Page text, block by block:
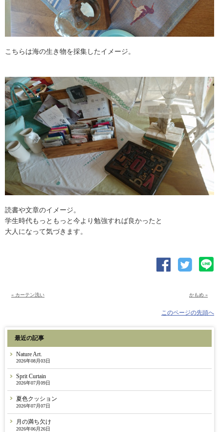
こちらは海の生き物を採集したイメージ。
読書や文章のイメージ。
学生時代もっともっと今より勉強すれば良かったと
大人になって気づきます。
« カーテン洗い かもめ »
このページの先頭へ
最近の記事
Nature Art.
2026年08月03日
Sprit Curtain
2026年07月09日
夏色クッション
2026年07月07日
月の満ち欠け
2026年06月26日